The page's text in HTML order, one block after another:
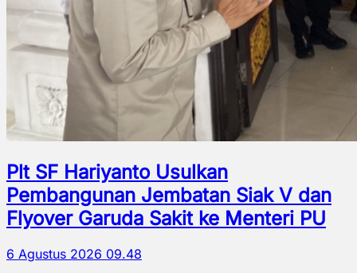
Plt SF Hariyanto Usulkan
Pembangunan Jembatan Siak V dan
Flyover Garuda Sakit ke Menteri PU
6 Agustus 2026 09.48